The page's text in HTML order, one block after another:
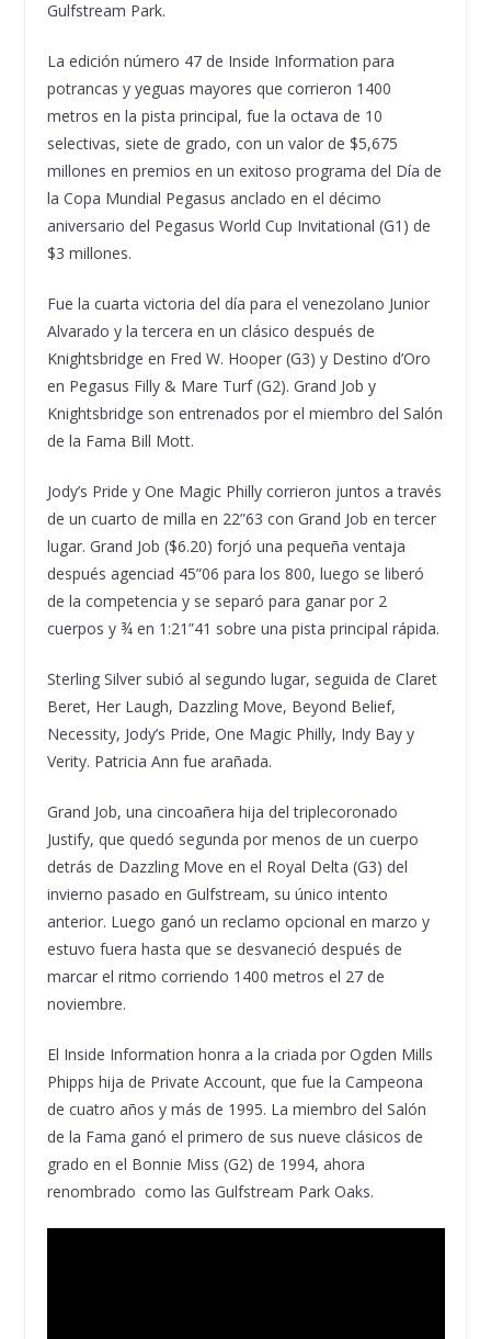
Gulfstream Park.
La edición número 47 de Inside Information para
potrancas y yeguas mayores que corrieron 1400
metros en la pista principal, fue la octava de 10
selectivas, siete de grado, con un valor de $5,675
millones en premios en un exitoso programa del Día de
la Copa Mundial Pegasus anclado en el décimo
aniversario del Pegasus World Cup Invitational (G1) de
$3 millones.
Fue la cuarta victoria del día para el venezolano Junior
Alvarado y la tercera en un clásico después de
Knightsbridge en Fred W. Hooper (G3) y Destino d’Oro
en Pegasus Filly & Mare Turf (G2). Grand Job y
Knightsbridge son entrenados por el miembro del Salón
de la Fama Bill Mott.
Jody’s Pride y One Magic Philly corrieron juntos a través
de un cuarto de milla en 22”63 con Grand Job en tercer
lugar. Grand Job ($6.20) forjó una pequeña ventaja
después agenciad 45”06 para los 800, luego se liberó
de la competencia y se separó para ganar por 2
cuerpos y ¾ en 1:21”41 sobre una pista principal rápida.
Sterling Silver subió al segundo lugar, seguida de Claret
Beret, Her Laugh, Dazzling Move, Beyond Belief,
Necessity, Jody’s Pride, One Magic Philly, Indy Bay y
Verity. Patricia Ann fue arañada.
Grand Job, una cincoañera hija del triplecoronado
Justify, que quedó segunda por menos de un cuerpo
detrás de Dazzling Move en el Royal Delta (G3) del
invierno pasado en Gulfstream, su único intento
anterior. Luego ganó un reclamo opcional en marzo y
estuvo fuera hasta que se desvaneció después de
marcar el ritmo corriendo 1400 metros el 27 de
noviembre.
El Inside Information honra a la criada por Ogden Mills
Phipps hija de Private Account, que fue la Campeona
de cuatro años y más de 1995. La miembro del Salón
de la Fama ganó el primero de sus nueve clásicos de
grado en el Bonnie Miss (G2) de 1994, ahora
renombrado como las Gulfstream Park Oaks.